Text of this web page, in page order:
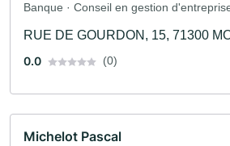
Banque · Conseil en gestion
RUE DE GOURDON, 15, 71300
0.0
(0)
Michelot Pascal